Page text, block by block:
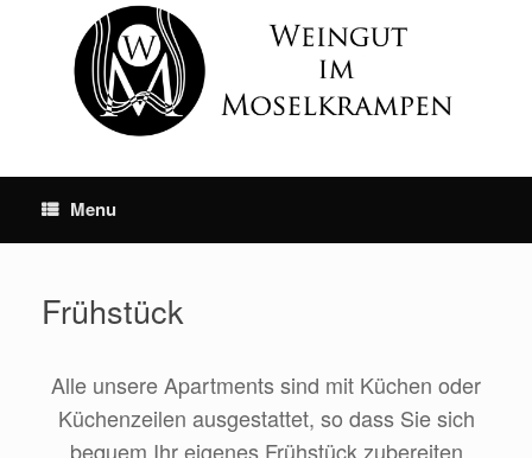
Menu
Frühstück
Alle unsere Apartments sind mit Küchen oder
Küchenzeilen ausgestattet, so dass Sie sich
bequem Ihr eigenes Frühstück zubereiten